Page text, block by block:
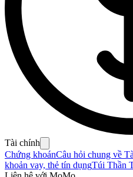
Tài chính
Chứng khoánCâu hỏi chung về
khoản vay, thẻ tín dụngTúi Thần